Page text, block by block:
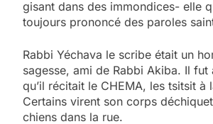
gisant dans des immondices- elle
toujours prononcé des paroles
Rabbi Yéchava le scribe était un
sagesse, ami de Rabbi Akiba. Il fut
qu’il récitait le CHEMA, les tsitsit à
Certains virent son corps
chiens dans la rue.